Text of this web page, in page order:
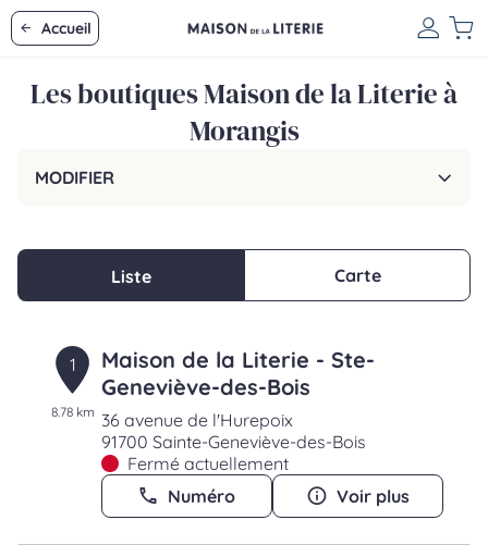
Accueil
Les boutiques Maison de la Literie à
Morangis
MODIFIER
Liste Carte
1
8.78 km
Maison de la Literie - Ste-
Geneviève-des-Bois
36 avenue de l'Hurepoix
91700 Sainte-Geneviève-des-Bois
Fermé actuellement
Numéro
Voir plus